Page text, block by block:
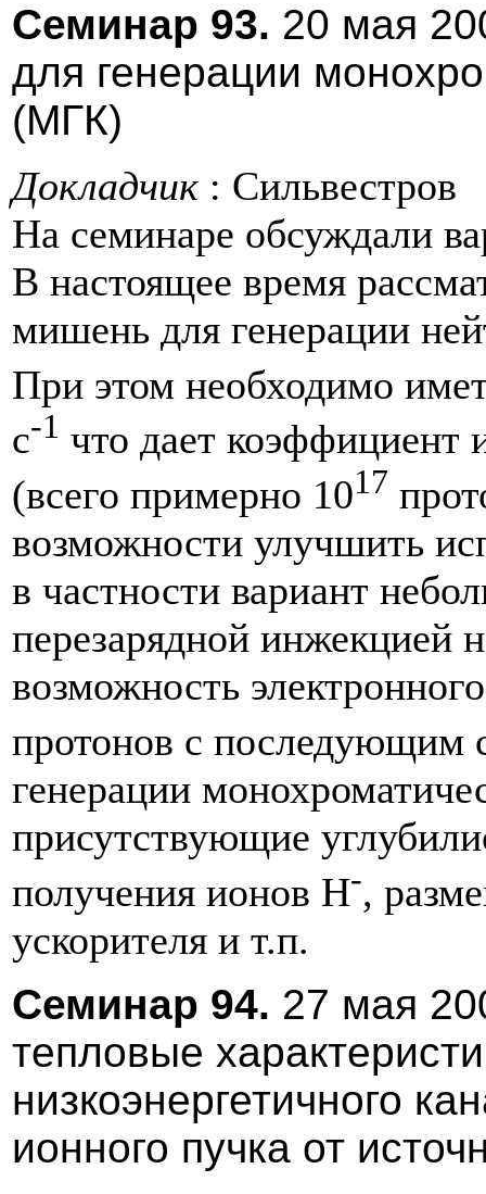
Cеминар 93. 20 мая
для генерации
(МГК)
Докладчик : Сильвестров
На семинаре обсуждали
В настоящее время
мишень для генерации
При этом необходимо
с-1 что дает коэффициент
(всего примерно 1017
возможности улучшить
в частности вариант
перезарядной инжекцией
возможность
протонов с последующим
генерации
присутствующие
получения ионов Н-,
ускорителя и т.п.
Cеминар 94. 27 мая
тепловые
низкоэнергетичного
ионного пучка от